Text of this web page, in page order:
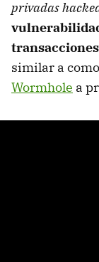
privadas
similar a
Wormhole a